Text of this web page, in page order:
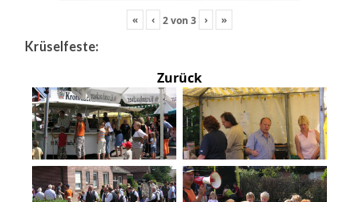
« ‹ 2von 3 › »
Krüselfeste:
Zurück